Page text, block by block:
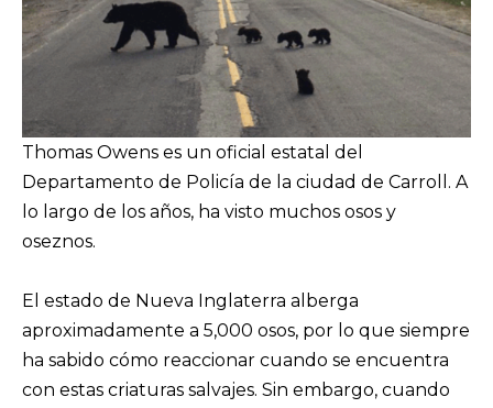
Thomas Owens es un oficial estatal del
Departamento de Policía de la ciudad de Carroll. A
lo largo de los años, ha visto muchos osos y
oseznos.
El estado de Nueva Inglaterra alberga
aproximadamente a 5,000 osos, por lo que siempre
ha sabido cómo reaccionar cuando se encuentra
con estas criaturas salvajes. Sin embargo, cuando